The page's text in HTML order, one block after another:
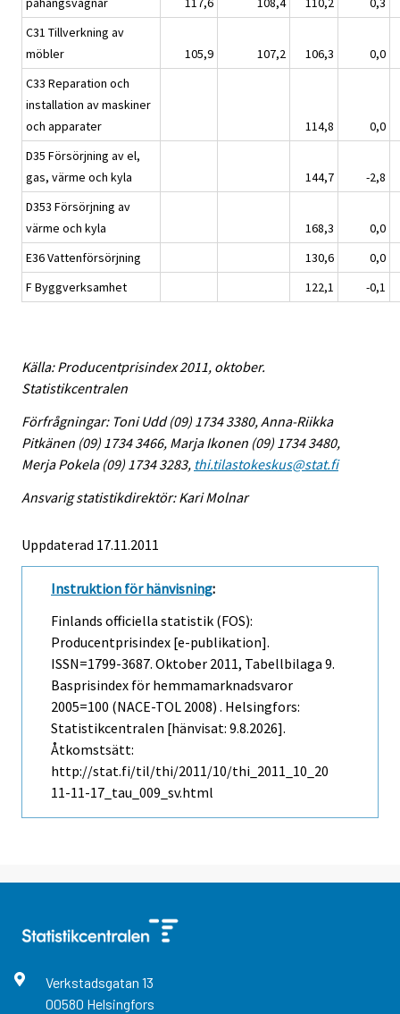
C31 Tillverkning av
möbler
105,9 107,2 106,3
0,0
C33 Reparation och
installation av maskiner
och apparater
114,8
0,0
D35 Försörjning av el,
gas, värme och kyla
144,7
-2,8
D353 Försörjning av
värme och kyla
168,3
0,0
E36 Vattenförsörjning
130,6
0,0
F Byggverksamhet
122,1 -0,1
Källa: Producentprisindex 2011, oktober.
Statistikcentralen
Förfrågningar: Toni Udd (09) 1734 3380, Anna-Riikka
Pitkänen (09) 1734 3466, Marja Ikonen (09) 1734 3480,
Merja Pokela (09) 1734 3283, thi.tilastokeskus@stat.fi
Ansvarig statistikdirektör: Kari Molnar
Uppdaterad 17.11.2011
Instruktion för hänvisning:
Finlands officiella statistik (FOS):
Producentprisindex [e-publikation].
ISSN=1799-3687. Oktober 2011, Tabellbilaga 9.
Basprisindex för hemmamarknadsvaror
2005=100 (NACE-TOL 2008) . Helsingfors:
Statistikcentralen [hänvisat: 9.8.2026].
Åtkomstsätt:
http://stat.fi/til/thi/2011/10/thi_2011_10_20
11-11-17_tau_009_sv.html
Verkstadsgatan 13
00580 Helsingfors